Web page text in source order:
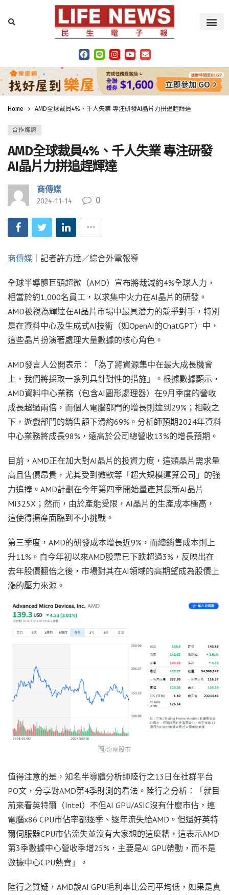
Home AMD全球裁員4%、千人失業 專注研發AI晶片力拼追趕輝達
合作媒體
AMD全球裁員4%、千人失業 專注研發
AI晶片力拼追趕輝達
商傳媒
2024-11-14 0
商傳媒 ｜記者許方達／綜合外電報導
全球半導體巨頭超微（AMD）宣布將裁減約4%全球人力，
相當於約1,000名員工，以求集中火力在AI晶片的研發。
AMD被視為輝達在AI晶片市場中最具潛力的競爭對手，特別
是在資料中心及生成式AI技術（如OpenAI的ChatGPT）中，
這些晶片扮演著處理大量數據的核心角色。
AMD發言人公開表示：「為了將資源集中在最大成長機會
上，我們將採取一系列具針對性的措施」。根據數據顯示，
AMD資料中心業務（包含AI圖形處理器）在9月季度的營收
成長超過兩倍，而個人電腦部門的增長則達到29%；相較之
下，遊戲部門的銷售額下滑約69%。分析師預期2024年資料
中心業務將成長98%，遠高於公司總營收13%的增長預期。
目前，AMD正在加大對AI晶片的投資力度，這類晶片需求量
高且售價昂貴，尤其受到微軟等「超大規模運算公司」的強
力追捧。AMD計劃在今年第四季開始量產其最新AI晶片
MI325X；然而，由於產能受限，AI晶片的生產成本極高，
這使得擴產面臨到不小挑戰。
第三季度，AMD的研發成本增長近9%，而總銷售成本則上
升11%。自今年初以來AMD股票已下跌超過3%，反映出在
去年股價翻倍之後，市場對其在AI領域的高期望成為股價上
漲的壓力來源。
圖/奇摩股市
值得注意的是，知名半導體分析師陸行之13日在社群平台
PO文，分享對AMD第4季財測的看法。陸行之分析：「就目
前來看英特爾（Intel）不但AI GPU/ASIC沒有什麼市佔，連
電腦x86 CPU市佔率都逐季、逐年流失給AMD。但還好英特
爾伺服器CPU市佔流失並沒有大家想的這麼糟，這表示AMD
第3季數據中心營收季增25%，主要是AI GPU帶動，而不是
數據中心CPU熱賣」。
陸行之質疑，AMD說AI GPU毛利率比公司平均低，如果是真